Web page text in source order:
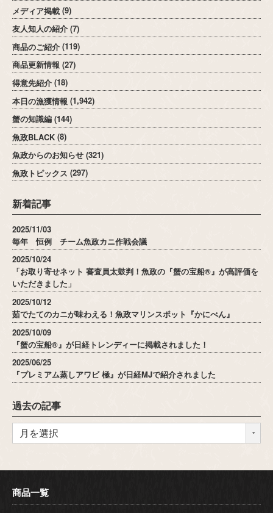
メディア掲載 (9)
友人知人の紹介 (7)
商品のご紹介 (119)
商品更新情報 (27)
得意先紹介 (18)
本日の漁獲情報 (1,942)
蟹の知識編 (144)
魚政BLACK (8)
魚政からのお知らせ (321)
魚政トピックス (297)
新着記事
2025/11/03
毎年 恒例 チーム魚政カニ作戦会議
2025/10/24
「お取り寄せネット 審査員太鼓判！魚政の『蟹の宝船®』が高評価を
いただきました」
2025/10/12
茹でたてのカニが味わえる！魚政マリンスポット『かにべん』
2025/10/09
『蟹の宝船®』が日経トレンディーに掲載されました！
2025/06/25
『プレミアム蒸しアワビ 極』が日経MJで紹介されました
過去の記事
商品一覧